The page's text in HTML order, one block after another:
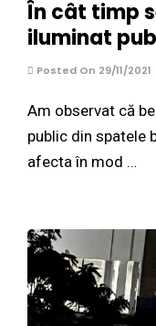
În cât timp
iluminat
Posted On 29/11/2021
Am observat că
public din spatele
afecta în mod …